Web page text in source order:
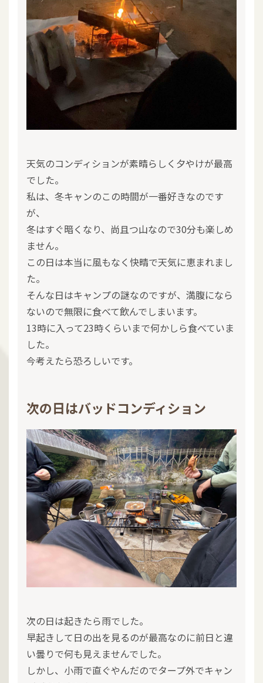
天気のコンディションが素晴らしく夕やけが最高
でした。
私は、冬キャンのこの時間が一番好きなのです
が、
冬はすぐ暗くなり、尚且つ山なので30分も楽しめ
ません。
この日は本当に風もなく快晴で天気に恵まれまし
た。
そんな日はキャンプの謎なのですが、満腹になら
ないので無限に食べて飲んでしまいます。
13時に入って23時くらいまで何かしら食べていま
した。
今考えたら恐ろしいです。
次の日はバッドコンディション
次の日は起きたら雨でした。
早起きして日の出を見るのが最高なのに前日と違
い曇りで何も見えませんでした。
しかし、小雨で直ぐやんだのでタープ外でキャン